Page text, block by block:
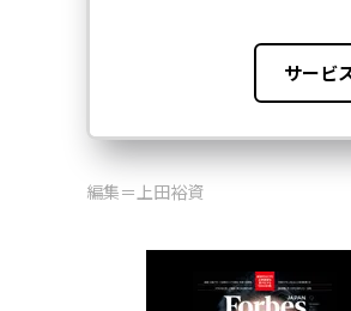
編集＝上田裕資